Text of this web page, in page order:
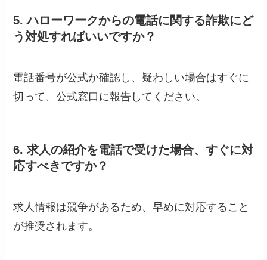
5. ハローワークからの電話に関する詐欺にど
う対処すればいいですか？
電話番号が公式か確認し、疑わしい場合はすぐに
切って、公式窓口に報告してください。
6. 求人の紹介を電話で受けた場合、すぐに対
応すべきですか？
求人情報は競争があるため、早めに対応すること
が推奨されます。